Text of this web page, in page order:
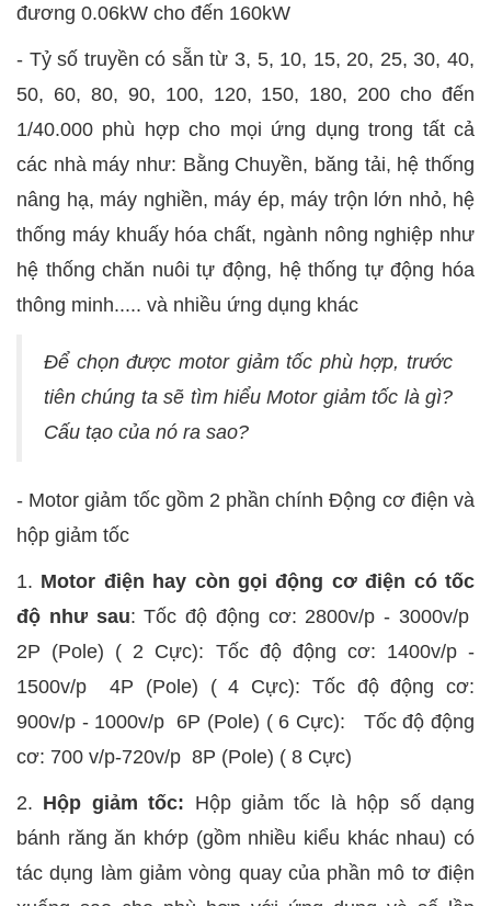
đương 0.06kW cho đến 160kW
- Tỷ số truyền có sẵn từ 3, 5, 10, 15, 20, 25, 30, 40,
50, 60, 80, 90, 100, 120, 150, 180, 200 cho đến
1/40.000 phù hợp cho mọi ứng dụng trong tất cả
các nhà máy như: Bằng Chuyền, băng tải, hệ thống
nâng hạ, máy nghiền, máy ép, máy trộn lớn nhỏ, hệ
thống máy khuấy hóa chất, ngành nông nghiệp như
hệ thống chăn nuôi tự động, hệ thống tự động hóa
thông minh..... và nhiều ứng dụng khác
Để chọn được motor giảm tốc phù hợp, trước
tiên chúng ta sẽ tìm hiểu Motor giảm tốc là gì?
Cấu tạo của nó ra sao?
- Motor giảm tốc gồm 2 phần chính Động cơ điện và
hộp giảm tốc
1. Motor điện hay còn gọi động cơ điện có tốc
độ như sau: Tốc độ động cơ: 2800v/p - 3000v/p
2P (Pole) ( 2 Cực): Tốc độ động cơ: 1400v/p -
1500v/p 4P (Pole) ( 4 Cực): Tốc độ động cơ:
900v/p - 1000v/p 6P (Pole) ( 6 Cực): Tốc độ động
cơ: 700 v/p-720v/p 8P (Pole) ( 8 Cực)
2. Hộp giảm tốc: Hộp giảm tốc là hộp số dạng
bánh răng ăn khớp (gồm nhiều kiểu khác nhau) có
tác dụng làm giảm vòng quay của phần mô tơ điện